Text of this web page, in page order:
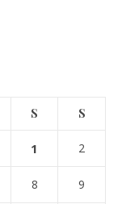
S S
1 2
8 9